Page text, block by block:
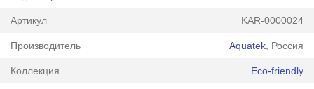
Артикул KAR-0000024
Производитель Aquatek , Россия
Коллекция Eco-friendly